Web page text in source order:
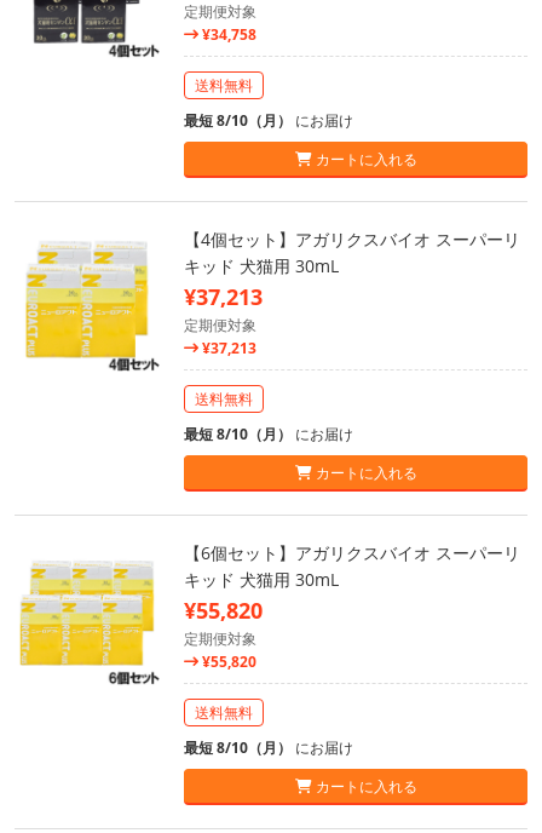
定期便対象
¥34,758
送料無料
最短 8/10（月） にお届け
カートに入れる
【4個セット】アガリクスバイオ スーパーリ
キッド 犬猫用 30mL
¥37,213
定期便対象
¥37,213
送料無料
最短 8/10（月） にお届け
カートに入れる
【6個セット】アガリクスバイオ スーパーリ
キッド 犬猫用 30mL
¥55,820
定期便対象
¥55,820
送料無料
最短 8/10（月） にお届け
カートに入れる